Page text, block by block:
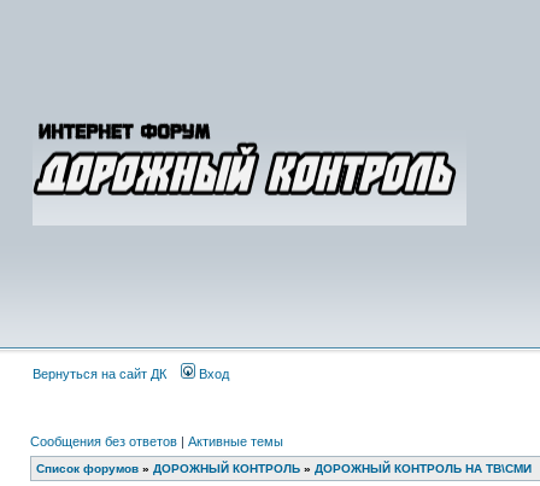
Вернуться на сайт ДК Вход
Сообщения без ответов | Активные темы
Список форумов » ДОРОЖНЫЙ КОНТРОЛЬ » ДОРОЖНЫЙ КОНТРОЛЬ НА ТВ\СМИ